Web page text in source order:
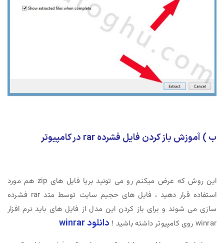
ب ) آموزش باز کردن فایل فشرده rar در کامپیوتر
این روش که عرض میکنم رو می تونید بریا فایل های zip هم مورد
استفاده قرار دهید ، فایل های حجیم سایت توسط متد rar فشرده
سازی می شوند و برای باز کردن این مدل از فایل های باید نرم افزار
winrar روی کامپیوتر داشته باشید !
دانلود winrar